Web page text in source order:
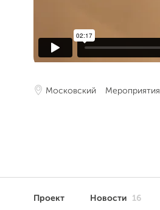
Московский Мероприятия
Проект Новости 16